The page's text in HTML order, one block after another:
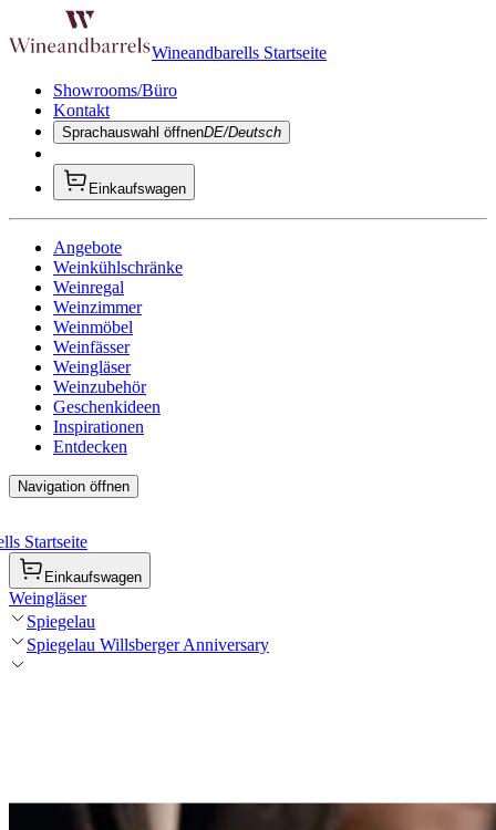
Wineandbarells Startseite
Showrooms/Büro
Kontakt
Sprachauswahl öffnenDE/Deutsch
Einkaufswagen
Angebote
Weinkühlschränke
Weinregal
Weinzimmer
Weinmöbel
Weinfässer
Weingläser
Weinzubehör
Geschenkideen
Inspirationen
Entdecken
Navigation öffnen
Startseite
Einkaufswagen
Weingläser
Spiegelau
Spiegelau Willsberger Anniversary